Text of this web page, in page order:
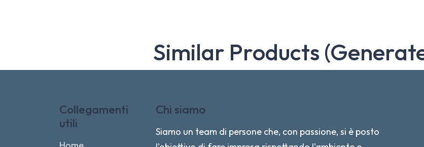
Similar Products
Collegamenti
utili
Chi siamo
Siamo un team di persone che, con passione, si è posto